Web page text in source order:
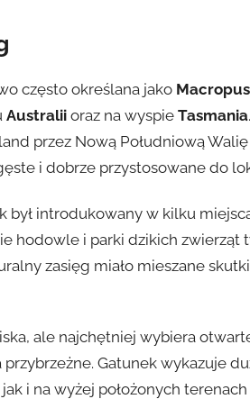
często określana jako
Australii oraz na wyspie Tasmania
przez Nową Południową
i dobrze przystosowane do
był introdukowany w kilku
hodowle i parki dzikich zwierząt
zasięg miało mieszane
ale najchętniej wybiera
Gatunek wykazuje
i na wyżej położonych